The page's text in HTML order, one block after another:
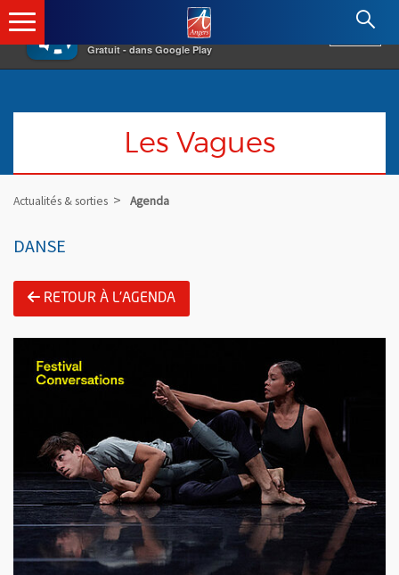
×
Gratuit - dans Google Play
Angers.fr : Retour à l'accueil
Les Vagues
Actualités & sorties Agenda
DANSE
RETOUR À L'AGENDA